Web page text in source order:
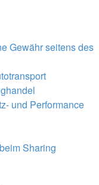
Gewähr seitens des
und Performance
Sharing